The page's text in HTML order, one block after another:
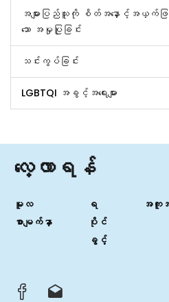
အများပြည်သူကို စိတ်အနှောင့်အယှက်ဖ
သော အမှုပြုခြင်း
သင်းကွပ်ခြင်း
LGBTQI အခွင့်အရေးများ
လေ့လာရန်
မူလ
စာမျက်နှာ
ရ
ပိုင်
ခွင့်
အကူ